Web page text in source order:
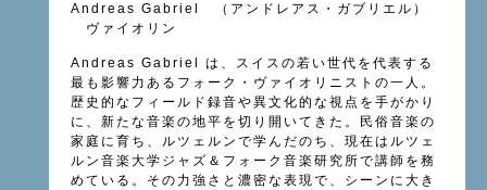
Andreas Gabriel （アンドレアス・ガブリエル）
ヴァイオリン
Andreas Gabriel は、スイスの若い世代を代表する
最も影響力あるフォーク・ヴァイオリニストの一人。
歴史的なフィールド録音や異文化的な視点を手がかり
に、新たな音楽の地平を切り開いてきた。民俗音楽の
家庭に育ち、ルツェルンで学んだのち、現在はルツェ
ルン音楽大学ジャズ＆フォーク音楽研究所で講師を務
めている。その力強さと濃密な表現で、シーンに大き